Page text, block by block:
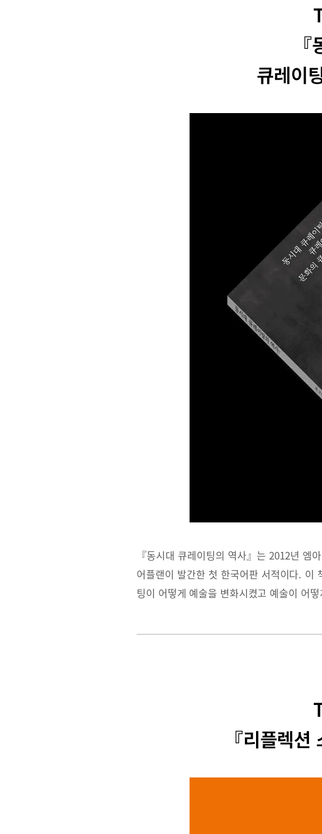
큐레이
『동시대 큐레이팅의 역사』는 2012년 엠
어플랜이 발간한 첫 한국어판 서적이다. 이
팅이 어떻게 예술을 변화시켰고 예술이 어
『리플렉